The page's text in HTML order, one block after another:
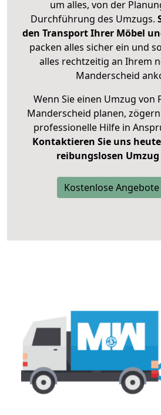
um alles, von der
Durchführung des Umzugs.
den Transport Ihrer Möbel
packen alles sicher ein und
alles rechtzeitig an Ihrem
Manderscheid
Wenn Sie einen Umzug von
Manderscheid planen,
professionelle Hilfe in
Kontaktieren Sie uns heute
reibungslosen Umzug
Kostenlose